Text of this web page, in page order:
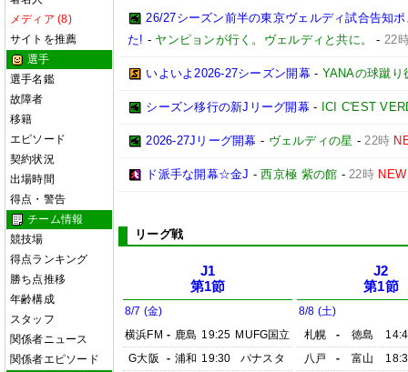
メディア (8)
サイトを推薦
選手
選手名鑑
故障者
移籍
エピソード
契約状況
出場時間
得点・警告
チーム情報
競技場
得点ランキング
勝ち点推移
年齢構成
スタッフ
関係者ニュース
関係者エピソード
26/27シーズン前半の東京ヴェルディ試合告知
た! - ヤンピョンが行く。ヴェルディと共に。 - 22
いよいよ2026-27シーズン開幕- YANAの球蹴り
シーズン移行の新Jリーグ開幕 - ICI C'EST
2026-27Jリーグ開幕 - ヴェルディの星 -22時
ド派手な開幕☆金J -西京極 紫の館 -22時 NEW
リーグ戦
J1
第1節
8/7 (金)
横浜FM - 鹿島 19:25 MUFG国立
G大阪
- 浦和 19:30
パナスタ
J2
第1節
8/8 (土)
札幌
- 徳島
八戸
- 富山